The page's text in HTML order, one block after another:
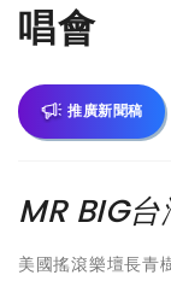
唱會
推廣新聞稿
MR BIG
美國搖滾樂壇長青